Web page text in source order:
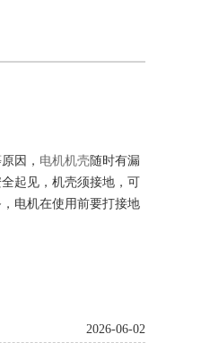
因， 电机机壳随时有漏
起见，机壳须接地，可
电机在使用前要打接地
2026-06-02